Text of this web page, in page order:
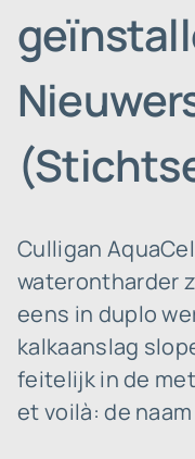
Culligan
waterontharder
eens in duplo
kalkaanslag
feitelijk in de
et voilà: de